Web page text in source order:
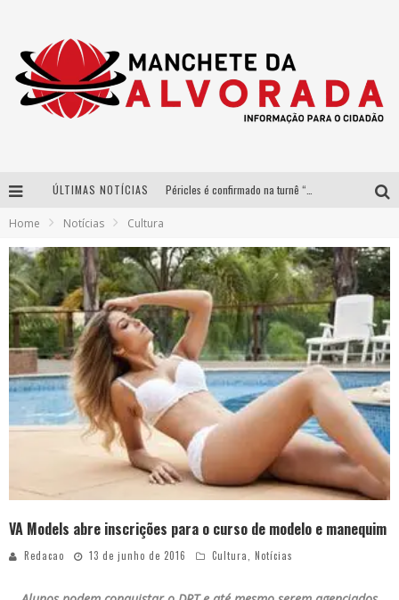
ÚLTIMAS NOTÍCIAS
Democratização do malte: Proibida utiliza estratégia de custo-benefício para o lazer do brasileiro
Yan traz a turnê nacional do PagodYANdo para Belo Horizonte
Home Notícias Cultura
VA Models abre inscrições para o curso de modelo e manequim
Redacao 13 de junho de 2016 Cultura Notícias